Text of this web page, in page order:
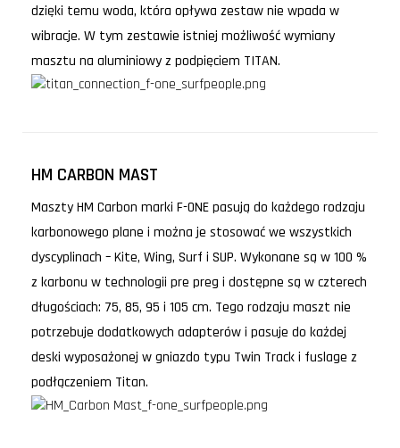
dzięki temu woda, która opływa zestaw nie wpada w
wibracje. W tym zestawie istniej możliwość wymiany
masztu na aluminiowy z podpięciem TITAN.
HM CARBON MAST
Maszty HM Carbon marki F-ONE pasują do każdego rodzaju
karbonowego plane i można je stosować we wszystkich
dyscyplinach – Kite, Wing, Surf i SUP. Wykonane są w 100 %
z karbonu w technologii pre preg i dostępne są w czterech
długościach: 75, 85, 95 i 105 cm. Tego rodzaju maszt nie
potrzebuje dodatkowych adapterów i pasuje do każdej
deski wyposażonej w gniazdo typu Twin Track i fuslage z
podłączeniem Titan.